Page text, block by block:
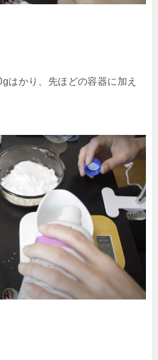
はかり、先ほどの容器に加え